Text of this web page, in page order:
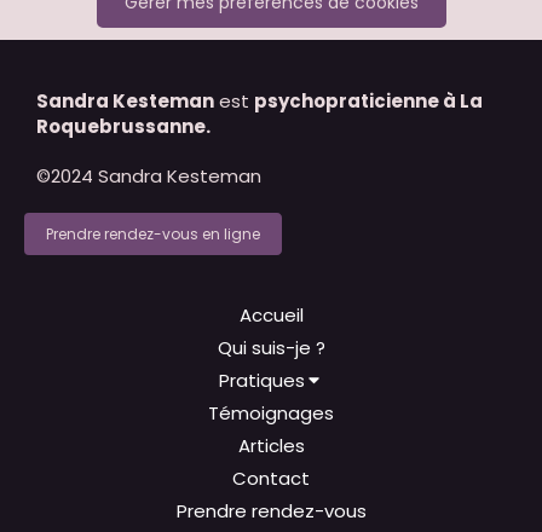
Sandra Kestemanest psychopraticienne à La
Roquebrussanne.
©2024 Sandra Kesteman
Prendre rendez-vous en ligne
Accueil
Qui suis-je ?
Pratiques
Témoignages
Articles
Contact
Prendre rendez-vous